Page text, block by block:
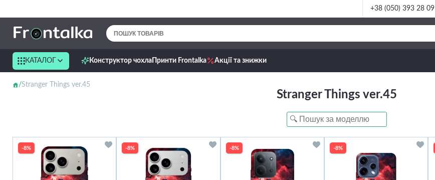
+38 (050) 393 28 09
КАТАЛОГ Конструктор чохла Принти Frontalka Акції та знижки
Stranger Things ver.45
Stranger Things ver.45
-8% -8% -8% -8%